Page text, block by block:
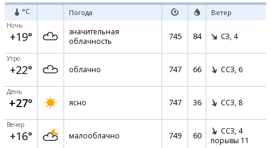
°C Погода Ветер
Ночь
+19°
значительная
облачность
745 84 СЗ, 4
Утро
+22° облачно 747 66 ССЗ, 6
День
+27° ясно 747 36 ССЗ, 8
Вечер
+16° малооблачно 749 60 ССЗ, 4
порывы 11